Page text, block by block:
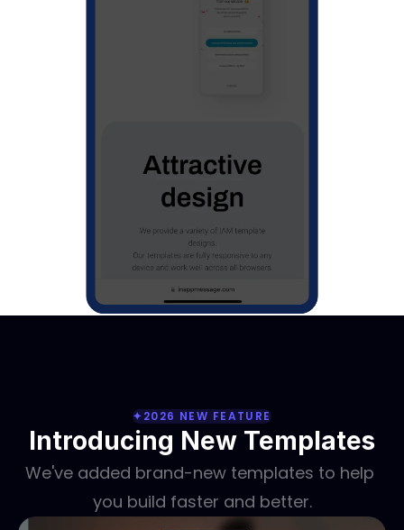
✦2026 NEW FEATURE
Introducing New Templates
We've added brand-new templates to help
you build faster and better.